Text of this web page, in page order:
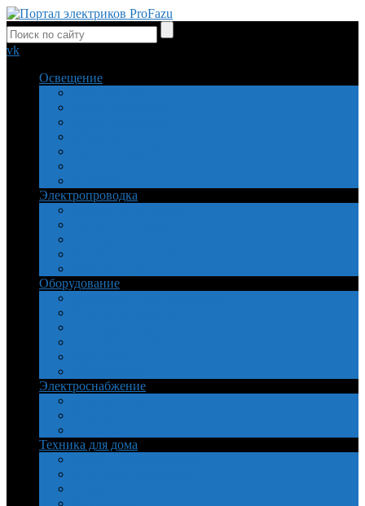
vk
Освещение
Электропроводка
Оборудование
Электроснабжение
Техника для дома